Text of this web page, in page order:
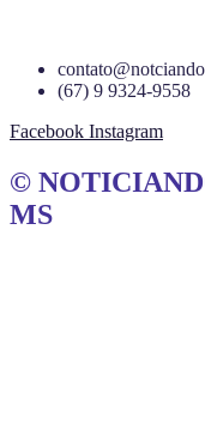
(67) 9 9324-9558
Facebook Instagram
©
MS